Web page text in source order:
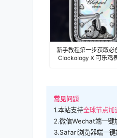
新手教程第一步获取必
Clockology X 可乐鸡
常见问题
1.本站支持全球节点加
2.微信Wechat端一键
3.Safari浏览器端一键